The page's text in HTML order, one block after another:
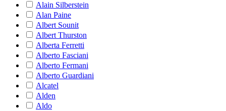
Alain Silberstein
Alan Paine
Albert Sounit
Albert Thurston
Alberta Ferretti
Alberto Fasciani
Alberto Fermani
Alberto Guardiani
Alcatel
Alden
Aldo